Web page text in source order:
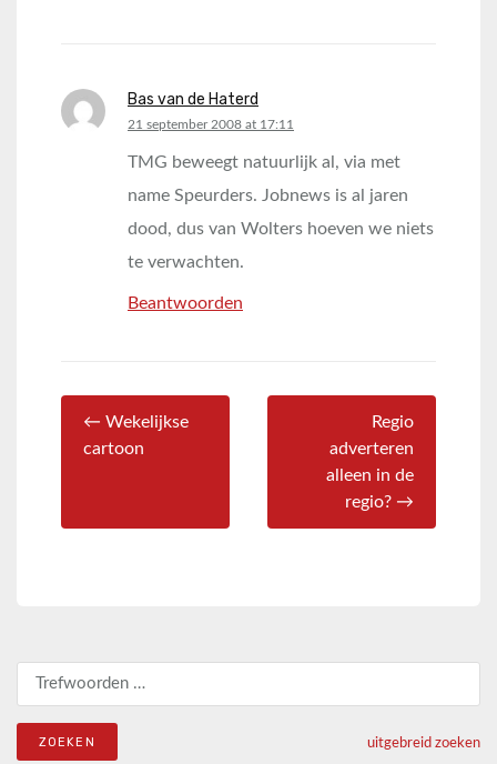
Bas van de Haterd
says:
21 september 2008 at 17:11
TMG beweegt natuurlijk al, via met
name Speurders. Jobnews is al jaren
dood, dus van Wolters hoeven we niets
te verwachten.
Beantwoorden
← Wekelijkse
cartoon
Regio
adverteren
alleen in de
regio? →
Zoeken naar:
uitgebreid zoeken